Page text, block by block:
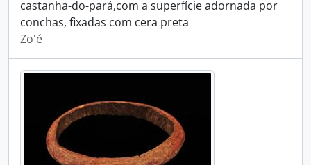
castanha-do-pará,com a superfície adornada por
conchas, fixadas com cera preta
Zo'é